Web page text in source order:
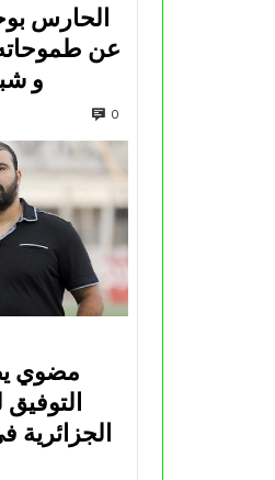
الحارس
عن
و
0
مضوي